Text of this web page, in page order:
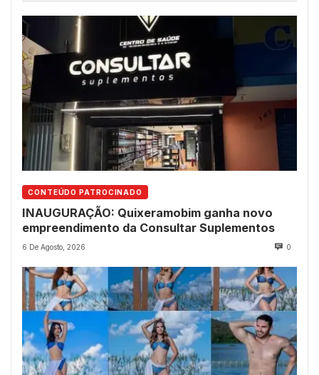
CONTEÚDO PATROCINADO
INAUGURAÇÃO: Quixeramobim ganha novo
empreendimento da Consultar Suplementos
6 De Agosto, 2026 0